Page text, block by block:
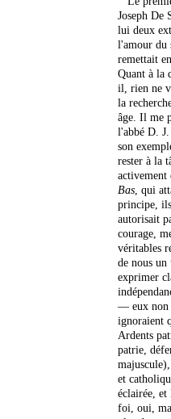
Joseph De
lui deux
l'amour du
remettait
Quant à la
il, rien ne
la
âge. Il me
l'abbé D.
son
rester à la
Bas, qui
principe,
autorisait
courage,
véritables
de nous
exprimer
— eux non
ignoraient
Ardents
patrie,
et
éclairée,
foi, oui,